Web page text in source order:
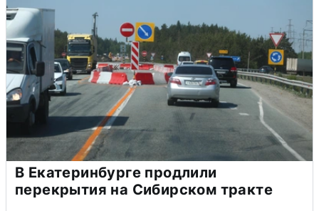
В Екатеринбурге продлили
перекрытия на Сибирском тракте